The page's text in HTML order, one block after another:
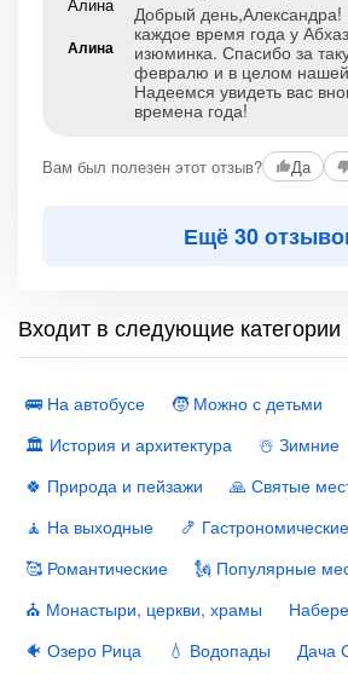
Алина
Добрый день,Александра!
каждое время года у
изюминка. Спасибо за
февралю и в целом
Надеемся увидеть вас
времена года!
Вам был полезен этот отзыв? Да
Ещё 30
Входит в следующие категории
🚌 На автобусе
🧒 Можно с детьми
🏛 История и архитектура
☃️ Зимние
🍀 Природа и пейзажи
🙏 Святые
🧘 На выходные
🍤 Гастрономические
🥰 Романтические
🗽 Популярные
⛪️ Монастыри, церкви, храмы
🐠 Озеро Рица
💧 Водопады Дача